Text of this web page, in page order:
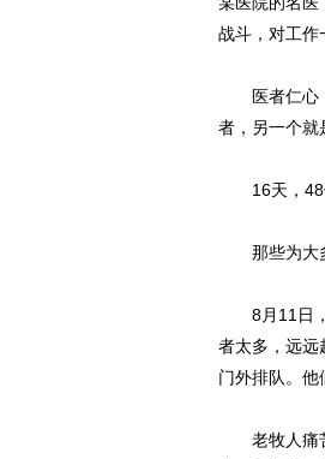
战斗，对工作
医者仁心，
者，另一个就
16天，48
那些为大多
8月11日，
者太多，远远
门外排队。他
老牧人痛苦